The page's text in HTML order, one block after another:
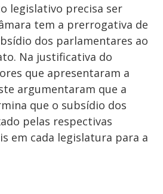
legislativo precisa ser
tem a prerrogativa de
dos parlamentares ao
Na justificativa do
que apresentaram a
argumentaram que a
que o subsídio dos
pelas respectivas
em cada legislatura para a